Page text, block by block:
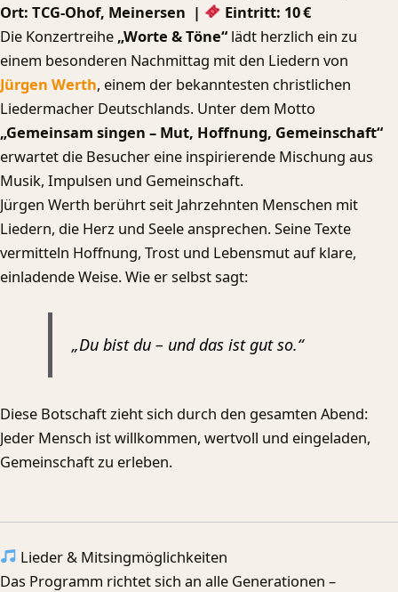
Ort: TCG-Ohof, Meinersen |
Eintritt: 10 €
Die Konzertreihe „Worte & Töne“ lädt herzlich ein zu
einem besonderen Nachmittag mit den Liedern von
Jürgen Werth, einem der bekanntesten christlichen
Liedermacher Deutschlands. Unter dem Motto
„Gemeinsam singen – Mut, Hoffnung, Gemeinschaft“
erwartet die Besucher eine inspirierende Mischung aus
Musik, Impulsen und Gemeinschaft.
Jürgen Werth berührt seit Jahrzehnten Menschen mit
Liedern, die Herz und Seele ansprechen. Seine Texte
vermitteln Hoffnung, Trost und Lebensmut auf klare,
einladende Weise. Wie er selbst sagt:
„Du bist du – und das ist gut so.“
Diese Botschaft zieht sich durch den gesamten Abend:
Jeder Mensch ist willkommen, wertvoll und eingeladen,
Gemeinschaft zu erleben.
Lieder & Mitsingmöglichkeiten
Das Programm richtet sich an alle Generationen –